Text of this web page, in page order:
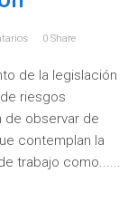
0 Share
de la legislación
riesgos
de observar de
contemplan la
trabajo como...